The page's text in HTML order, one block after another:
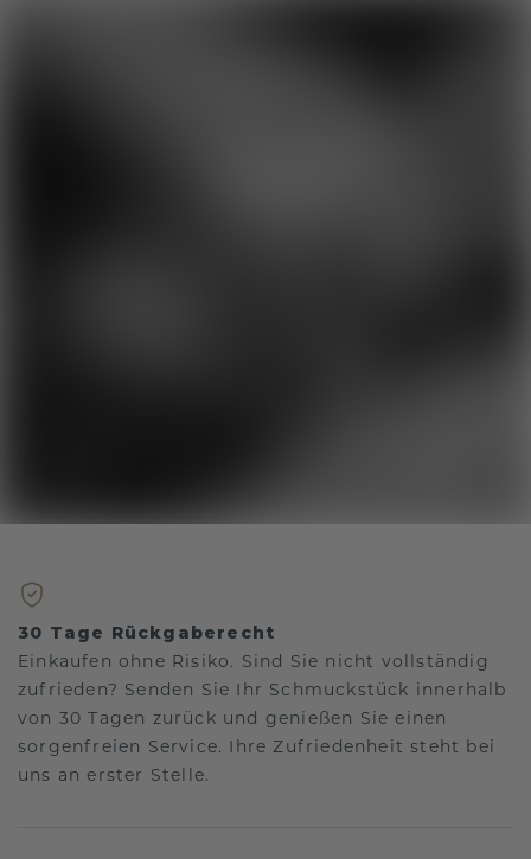
30 Tage Rückgaberecht
Einkaufen ohne Risiko. Sind Sie nicht vollständig
zufrieden? Senden Sie Ihr Schmuckstück innerhalb
von 30 Tagen zurück und genießen Sie einen
sorgenfreien Service. Ihre Zufriedenheit steht bei
uns an erster Stelle.